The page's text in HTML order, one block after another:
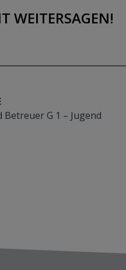
WEITERSAGEN!
G 1 – Jugend